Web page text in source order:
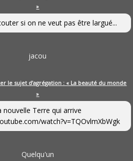
»
si on ne veut pas être largué...
jacou
le sujet d’agrégation : « La beauté du monde
»
nouvelle Terre qui arrive
watch?v=TQOvlmXbWgk
Quelqu'un